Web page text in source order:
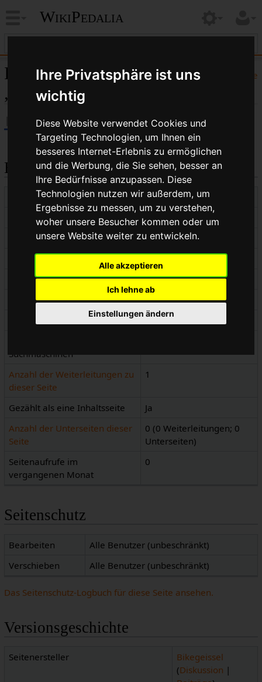
Ihre Privatsphäre ist uns
wichtig
Diese Website verwendet Cookies und
Targeting Technologien, um Ihnen ein
besseres Internet-Erlebnis zu ermöglichen
und die Werbung, die Sie sehen, besser an
Ihre Bedürfnisse anzupassen. Diese
Technologien nutzen wir außerdem, um
Ergebnisse zu messen, um zu verstehen,
woher unsere Besucher kommen oder um
unsere Website weiter zu entwickeln.
Alle akzeptieren
Ich lehne ab
Einstellungen ändern
WikiPedalia
Hilfe
Informationen zu
„Pannenband“
Basisinformationen
Anzeigetitel
Pannenband
Standardsortierschlüssel
Pannenband
Seitenlänge (in Bytes)
699
Namensraumkennnummer
Seitenkennnummer
3643
Seiteninhaltssprache
de - Deutsch
Seiteninhaltsmodell
Wikitext
Suchmaschinen
Anzahl der Weiterleitungen zu
dieser Seite
1
Gezählt als eine Inhaltsseite
Ja
Anzahl der Unterseiten dieser
Seite
0 (0 Weiterleitungen; 0
Unterseiten)
Seitenaufrufe im
vergangenen Monat
0
Seitenschutz
Bearbeiten
Alle Benutzer (unbeschränkt)
Verschieben
Alle Benutzer (unbeschränkt)
Das Seitenschutz-Logbuch für diese Seite ansehen.
Versionsgeschichte
Seitenersteller
Bikegeissel
(Diskussion |